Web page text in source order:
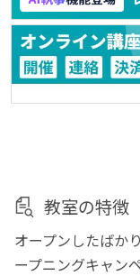
教室の特徴
オープンしたばか
ープニングキャン